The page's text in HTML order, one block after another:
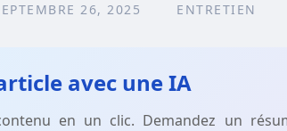
26, 2025 ENTRETIEN
avec une IA
en un clic. Demandez un